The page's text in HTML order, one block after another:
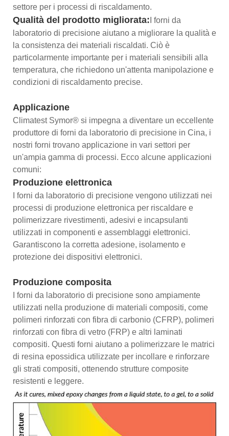
settore per i processi di riscaldamento.
Qualità del prodotto migliorata: I forni da
laboratorio di precisione aiutano a migliorare la qualità e
la consistenza dei materiali riscaldati. Ciò è
particolarmente importante per i materiali sensibili alla
temperatura, che richiedono un'attenta manipolazione e
condizioni di riscaldamento precise.
Applicazione
Climatest Symor® si impegna a diventare un eccellente
produttore di forni da laboratorio di precisione in Cina, i
nostri forni trovano applicazione in vari settori per
un'ampia gamma di processi. Ecco alcune applicazioni
comuni:
Produzione elettronica
I forni da laboratorio di precisione vengono utilizzati nei
processi di produzione elettronica per riscaldare e
polimerizzare rivestimenti, adesivi e incapsulanti
utilizzati in componenti e assemblaggi elettronici.
Garantiscono la corretta adesione, isolamento e
protezione dei dispositivi elettronici.
Produzione composita
I forni da laboratorio di precisione sono ampiamente
utilizzati nella produzione di materiali compositi, come
polimeri rinforzati con fibra di carbonio (CFRP), polimeri
rinforzati con fibra di vetro (FRP) e altri laminati
compositi. Questi forni aiutano a polimerizzare le matrici
di resina epossidica utilizzate per incollare e rinforzare
gli strati compositi, ottenendo strutture composite
resistenti e leggere.